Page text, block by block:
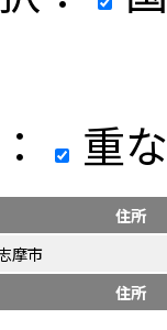
重
住所
摩市
住所